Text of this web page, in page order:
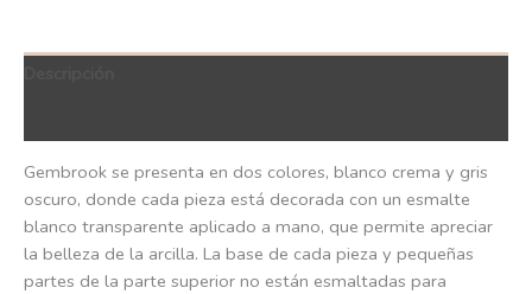
Gembrook se presenta en dos colores, blanco crema y gris
oscuro, donde cada pieza está decorada con un esmalte
blanco transparente aplicado a mano, que permite apreciar
la belleza de la arcilla. La base de cada pieza y pequeñas
partes de la parte superior no están esmaltadas para